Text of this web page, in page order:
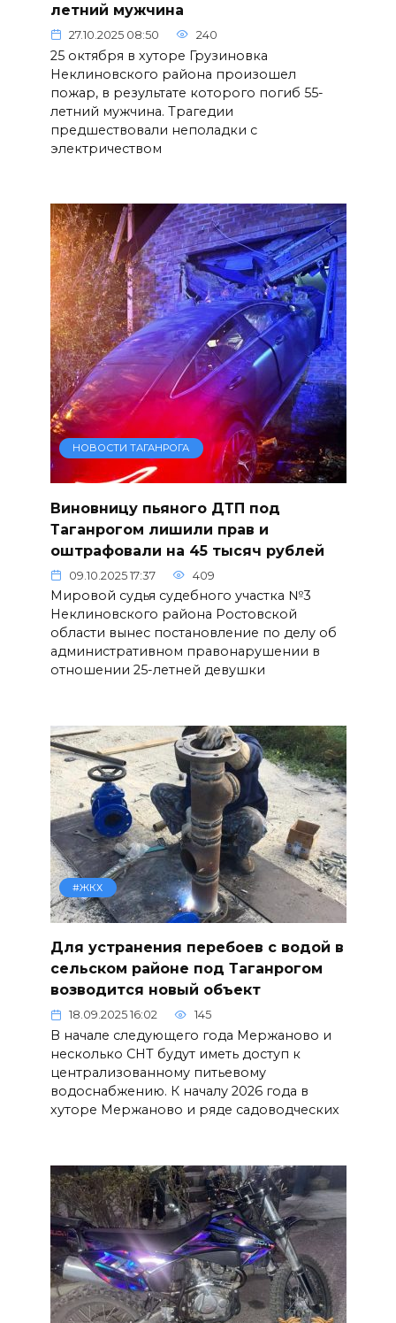
летний мужчина
27.10.2025 08:50 240
25 октября в хуторе Грузиновка
Неклиновского района произошел
пожар, в результате которого погиб 55-
летний мужчина. Трагедии
предшествовали неполадки с
электричеством
НОВОСТИ ТАГАНРОГА
Виновницу пьяного ДТП под
Таганрогом лишили прав и
оштрафовали на 45 тысяч рублей
09.10.2025 17:37 409
Мировой судья судебного участка №3
Неклиновского района Ростовской
области вынес постановление по делу об
административном правонарушении в
отношении 25-летней девушки
#ЖКХ
Для устранения перебоев с водой в
сельском районе под Таганрогом
возводится новый объект
18.09.2025 16:02 145
В начале следующего года Мержаново и
несколько СНТ будут иметь доступ к
централизованному питьевому
водоснабжению. К началу 2026 года в
хуторе Мержаново и ряде садоводческих